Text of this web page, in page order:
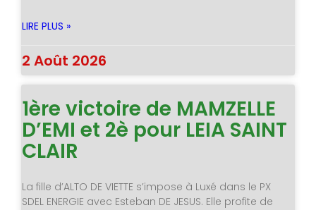
LIRE PLUS »
2 Août 2026
1ère victoire de MAMZELLE
D’EMI et 2è pour LEIA SAINT
CLAIR
La fille d’ALTO DE VIETTE s’impose à Luxé dans le PX
SDEL ENERGIE avec Esteban DE JESUS. Elle profite de